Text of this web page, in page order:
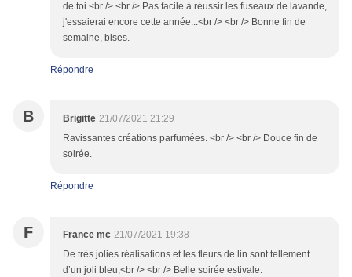
de toi.<br /> <br /> Pas facile à réussir les fuseaux de lavande,
j'essaierai encore cette année...<br /> <br /> Bonne fin de
semaine, bises.
Répondre
B Brigitte 21/07/2021 21:29
Ravissantes créations parfumées. <br /> <br /> Douce fin de
soirée.
Répondre
F France mc 21/07/2021 19:38
De très jolies réalisations et les fleurs de lin sont tellement
d’un joli bleu,<br /> <br /> Belle soirée estivale.